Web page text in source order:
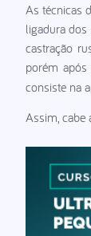
As técnicas
ligadura
castração
porém
consiste na
Assim, cabe